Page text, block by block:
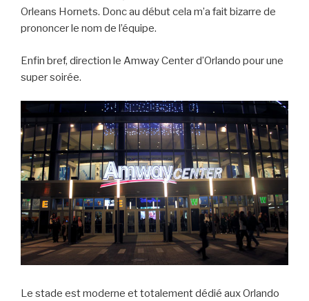
Orleans Hornets. Donc au début cela m’a fait bizarre de
prononcer le nom de l’équipe.
Enfin bref, direction le Amway Center d’Orlando pour une
super soirée.
Le stade est moderne et totalement dédié aux Orlando